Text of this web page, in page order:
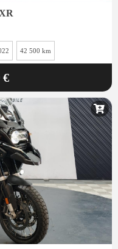
42 500 km
€